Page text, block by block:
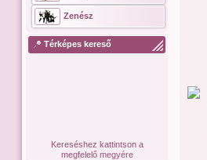
Zenész
Térképes kereső
Kereséshez kattintson a
megfelelő megyére